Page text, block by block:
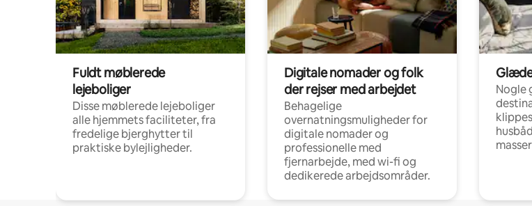
Fuldt møblerede
lejeboliger
Disse møblerede lejeboliger
alle hjemmets faciliteter, fra
fredelige bjerghytter til
praktiske bylejligheder.
Digitale nomader og folk
der rejser med arbejdet
Behagelige
overnatningsmuligheder for
digitale nomader og
professionelle med
fjernarbejde, med wi-fi og
dedikerede arbejdsområder.
Nogle